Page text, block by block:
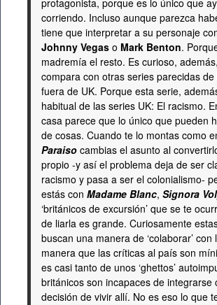
protagonista, porque es lo único que
corriendo. Incluso aunque parezca
tiene que interpretar a su personaje
Johnny Vegas o Mark Benton.
madremía el resto. Es curioso,
compara con otras series parecidas
fuera de UK. Porque esta serie,
habitual de las series UK: El racismo.
casa parece que lo único que pueden
de cosas. Cuando te lo montas como
Paraiso cambias el asunto al
propio -y así el problema deja de ser
racismo y pasa a ser el colonialismo-
estás con Madame Blanc, Signora
‘británicos de excursión’ que se te
de liarla es grande. Curiosamente
buscan una manera de ‘colaborar’
manera que las críticas al país son
es casi tanto de unos ‘ghettos’
británicos son incapaces de integrarse
decisión de vivir allí. No es eso lo que